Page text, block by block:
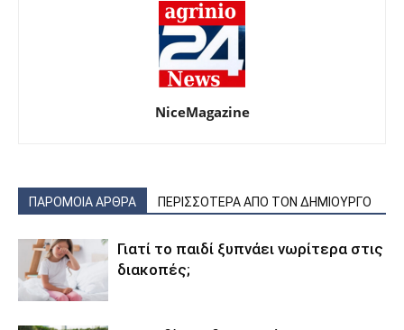
NiceMagazine
ΠΑΡΟΜΟΙΑ ΑΡΘΡΑ ΠΕΡΙΣΣΟΤΕΡΑ ΑΠΟ ΤΟΝ ΔΗΜΙΟΥΡΓΟ
Γιατί το παιδί ξυπνάει νωρίτερα στις
διακοπές;